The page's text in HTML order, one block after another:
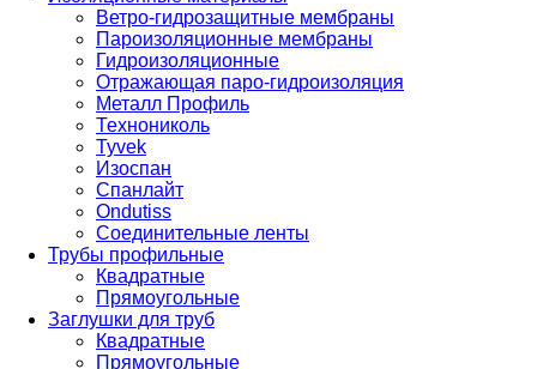
Ветро-гидрозащитные мембраны
Пароизоляционные мембраны
Гидроизоляционные
Отражающая паро-гидроизоляция
Металл Профиль
Технониколь
Tyvek
Изоспан
Спанлайт
Ondutiss
Соединительные ленты
Трубы профильные
Квадратные
Прямоугольные
Заглушки для труб
Квадратные
Прямоугольные